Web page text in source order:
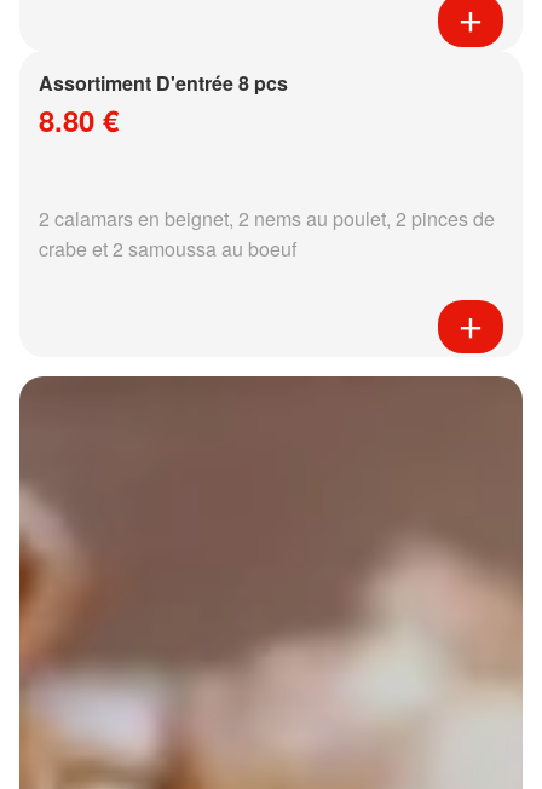
Assortiment D'entrée 8 pcs
8.80 €
2 calamars en beignet, 2 nems au poulet, 2 pinces de
crabe et 2 samoussa au boeuf